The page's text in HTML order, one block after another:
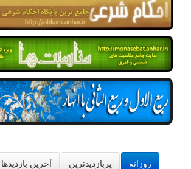
امکانات
سایر
کاربر میهمان
روزانه پربازدیدترین آخرین بازدیدها